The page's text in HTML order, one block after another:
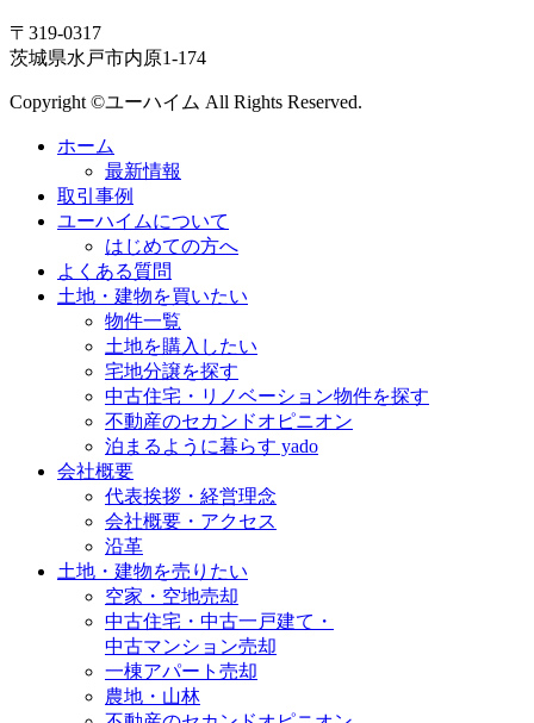
〒319-0317
茨城県水戸市内原1-174
Copyright ©ユーハイム All Rights Reserved.
ホーム
最新情報
取引事例
ユーハイムについて
はじめての方へ
よくある質問
土地・建物を買いたい
物件一覧
土地を購入したい
宅地分譲を探す
中古住宅・リノベーション物件を探す
不動産のセカンドオピニオン
泊まるように暮らす yado
会社概要
代表挨拶・経営理念
会社概要・アクセス
沿革
土地・建物を売りたい
空家・空地売却
中古住宅・中古一戸建て・
中古マンション売却
一棟アパート売却
農地・山林